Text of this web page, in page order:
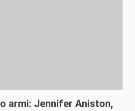
armi: Jennifer Aniston,